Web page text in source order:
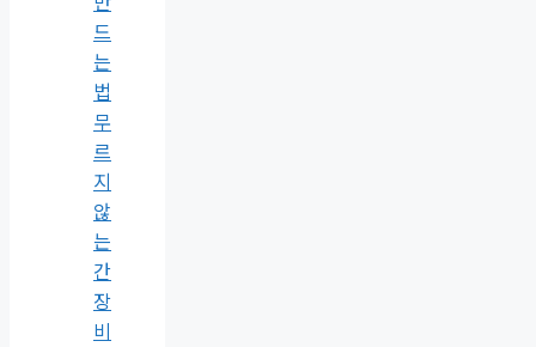
드
는
법
무
르
지
않
는
간
장
비